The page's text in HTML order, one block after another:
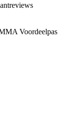
Voordeelpas